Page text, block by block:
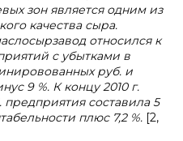
зон является одним из
качества сыра.
относился к
с убытками в
руб. и
9 %. К концу 2010 г.
составила 5
плюс 7,2 %. [2,